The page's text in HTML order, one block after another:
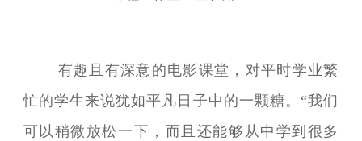
有趣且有深意的电影课堂，对平时学业繁
忙的学生来说犹如平凡日子中的一颗糖。“我们
可以稍微放松一下，而且还能够从中学到很多